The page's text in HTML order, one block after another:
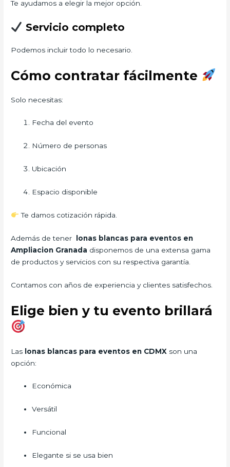
Te ayudamos a elegir la mejor opción.
Servicio completo
Podemos incluir todo lo necesario.
Cómo contratar fácilmente
Solo necesitas:
Fecha del evento
Número de personas
Ubicación
Espacio disponible
Te damos cotización rápida.
Además de tener
lonas blancas para eventos en
Ampliacion Granada disponemos de una extensa gama
de productos y servicios con su respectiva garantía.
Contamos con años de experiencia y clientes satisfechos.
Elige bien y tu evento brillará
Las lonas blancas para eventos en CDMX son una
opción:
Económica
Versátil
Funcional
Elegante si se usa bien